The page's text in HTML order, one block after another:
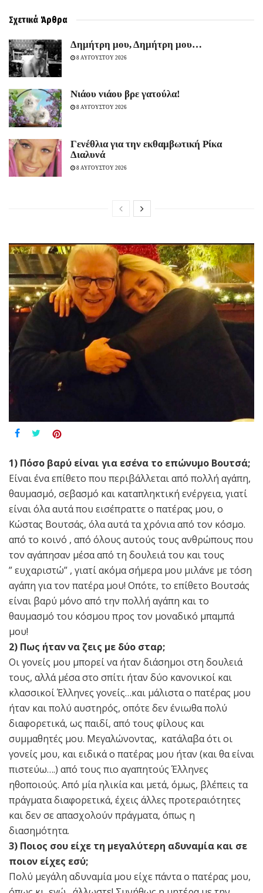
Σχετικά Άρθρα
Δημήτρη μου, Δημήτρη μου…
8 ΑΥΓΟΥΣΤΟΥ 2026
Νιάου νιάου βρε γατούλα!
8 ΑΥΓΟΥΣΤΟΥ 2026
Γενέθλια για την εκθαμβωτική Ρίκα
Διαλυνά
8 ΑΥΓΟΥΣΤΟΥ 2026
1) Πόσο βαρύ είναι για εσένα το επώνυμο Βουτσά;
Είναι ένα επίθετο που περιβάλλεται από πολλή αγάπη,
θαυμασμό, σεβασμό και καταπληκτική ενέργεια, γιατί
είναι όλα αυτά που εισέπραττε ο πατέρας μου, ο
Κώστας Βουτσάς, όλα αυτά τα χρόνια από τον κόσμο.
από το κοινό , από όλους αυτούς τους ανθρώπους που
τον αγάπησαν μέσα από τη δουλειά του και τους
” ευχαριστώ” , γιατί ακόμα σήμερα μου μιλάνε με τόση
αγάπη για τον πατέρα μου! Οπότε, το επίθετο Βουτσάς
είναι βαρύ μόνο από την πολλή αγάπη και το
θαυμασμό του κόσμου προς τον μοναδικό μπαμπά
μου!
2) Πως ήταν να ζεις με δύο σταρ;
Οι γονείς μου μπορεί να ήταν διάσημοι στη δουλειά
τους, αλλά μέσα στο σπίτι ήταν δύο κανονικοί και
κλασσικοί Έλληνες γονείς…και μάλιστα ο πατέρας μου
ήταν και πολύ αυστηρός, οπότε δεν ένιωθα πολύ
διαφορετικά, ως παιδί, από τους φίλους και
συμμαθητές μου. Μεγαλώνοντας, κατάλαβα ότι οι
γονείς μου, και ειδικά ο πατέρας μου ήταν (και θα είναι
πιστεύω….) από τους πιο αγαπητούς Έλληνες
ηθοποιούς. Από μία ηλικία και μετά, όμως, βλέπεις τα
πράγματα διαφορετικά, έχεις άλλες προτεραιότητες
και δεν σε απασχολούν πράγματα, όπως η
διασημότητα.
3) Ποιος σου είχε τη μεγαλύτερη αδυναμία και σε
ποιον είχες εσύ;
Πολύ μεγάλη αδυναμία μου είχε πάντα ο πατέρας μου,